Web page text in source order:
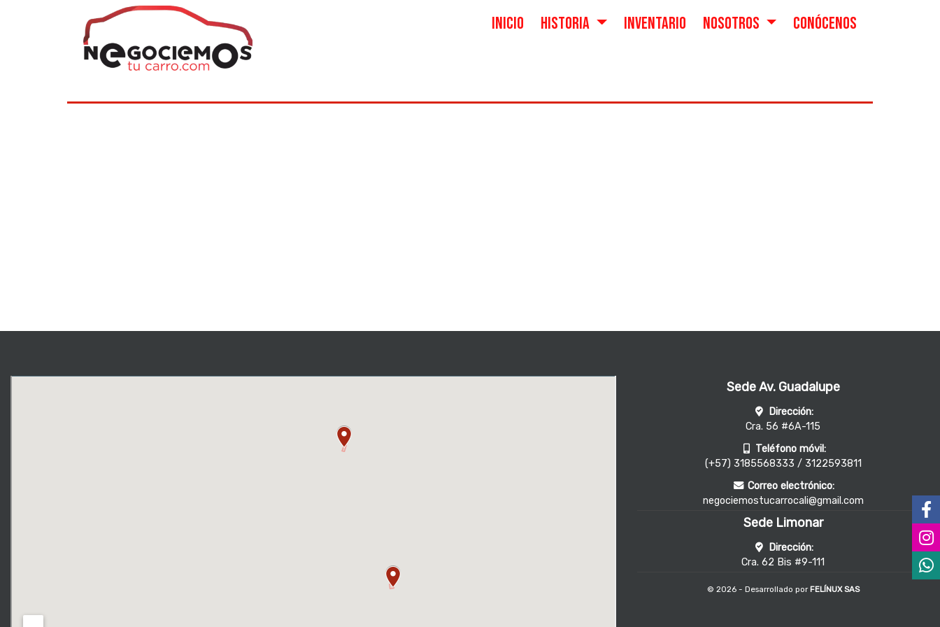
INICIO HISTORIA INVENTARIO NOSOTROS CONÓCENOS
Sede Av. Guadalupe
Dirección:
Cra. 56 #6A-115
Teléfono móvil:
(+57) 3185568333 / 3122593811
Correo electrónico:
negociemostucarrocali@gmail.com
Sede Limonar
Dirección:
Cra. 62 Bis #9-111
© 2026 - Desarrollado porFELÍNUX SAS